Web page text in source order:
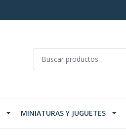
MINIATURAS Y JUGUETES